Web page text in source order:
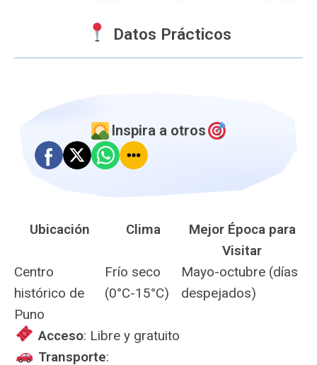
Datos Prácticos
Inspira a otros
Ubicación Clima
Mejor Época para
Visitar
Centro
histórico de
Puno
Frío seco
(0°C-15°C)
Mayo-octubre (días
despejados)
️ Acceso: Libre y gratuito
Transporte: